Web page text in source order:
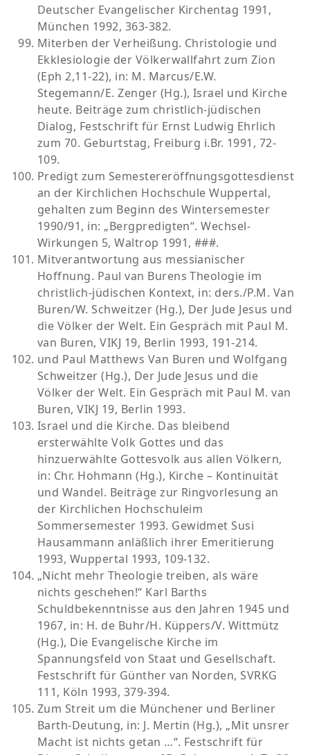
Deutscher Evangelischer Kirchentag 1991,
München 1992, 363-382.
Miterben der Verheißung. Christologie und
Ekklesiologie der Völkerwallfahrt zum Zion
(Eph 2,11-22), in: M. Marcus/E.W.
Stegemann/E. Zenger (Hg.), Israel und Kirche
heute. Beiträge zum christlich-jüdischen
Dialog, Festschrift für Ernst Ludwig Ehrlich
zum 70. Geburtstag, Freiburg i.Br. 1991, 72-
109.
Predigt zum Semestereröffnungsgottesdienst
an der Kirchlichen Hochschule Wuppertal,
gehalten zum Beginn des Wintersemester
1990/91, in: „Bergpredigten“. Wechsel-
Wirkungen 5, Waltrop 1991, ###.
Mitverantwortung aus messianischer
Hoffnung. Paul van Burens Theologie im
christlich-jüdischen Kontext, in: ders./P.M. Van
Buren/W. Schweitzer (Hg.), Der Jude Jesus und
die Völker der Welt. Ein Gespräch mit Paul M.
van Buren, VIKJ 19, Berlin 1993, 191-214.
und Paul Matthews Van Buren und Wolfgang
Schweitzer (Hg.), Der Jude Jesus und die
Völker der Welt. Ein Gespräch mit Paul M. van
Buren, VIKJ 19, Berlin 1993.
Israel und die Kirche. Das bleibend
ersterwählte Volk Gottes und das
hinzuerwählte Gottesvolk aus allen Völkern,
in: Chr. Hohmann (Hg.), Kirche – Kontinuität
und Wandel. Beiträge zur Ringvorlesung an
der Kirchlichen Hochschuleim
Sommersemester 1993. Gewidmet Susi
Hausammann anläßlich ihrer Emeritierung
1993, Wuppertal 1993, 109-132.
„Nicht mehr Theologie treiben, als wäre
nichts geschehen!“ Karl Barths
Schuldbekenntnisse aus den Jahren 1945 und
1967, in: H. de Buhr/H. Küppers/V. Wittmütz
(Hg.), Die Evangelische Kirche im
Spannungsfeld von Staat und Gesellschaft.
Festschrift für Günther van Norden, SVRKG
111, Köln 1993, 379-394.
Zum Streit um die Münchener und Berliner
Barth-Deutung, in: J. Mertin (Hg.), „Mit unsrer
Macht ist nichts getan …“. Festschrift für